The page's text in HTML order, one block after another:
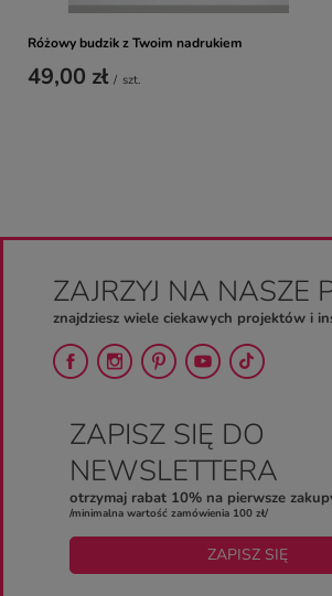
Różowy budzik z Twoim nadrukiem
49,00 zł / szt.
ZAJRZYJ NA NASZE
znajdziesz wiele ciekawych projektów i
ZAPISZ SIĘ DO
NEWSLETTERA
otrzymaj rabat 10% na pierwsze
/minimalna wartość zamówienia 100 zł/
ZAPISZ SIĘ